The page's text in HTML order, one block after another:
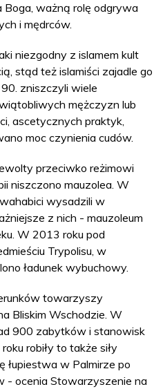
ważną rolę odgrywa
i mędrców.
niezgodny z islamem kult
stąd też islamiści zajadle go
zniszczyli wiele
mężczyzn lub
ascetycznych praktyk,
moc czynienia cudów.
przeciwko reżimowi
niszczono mauzolea. W
wysadzili w
z nich - mauzoleum
W 2013 roku pod
Trypolisu, w
ładunek wybuchowy.
towarzyszy
Bliskim Wschodzie. W
900 zabytków i stanowisk
robiły to także siły
łupiestwa w Palmirze po
- ocenia Stowarzyszenie na